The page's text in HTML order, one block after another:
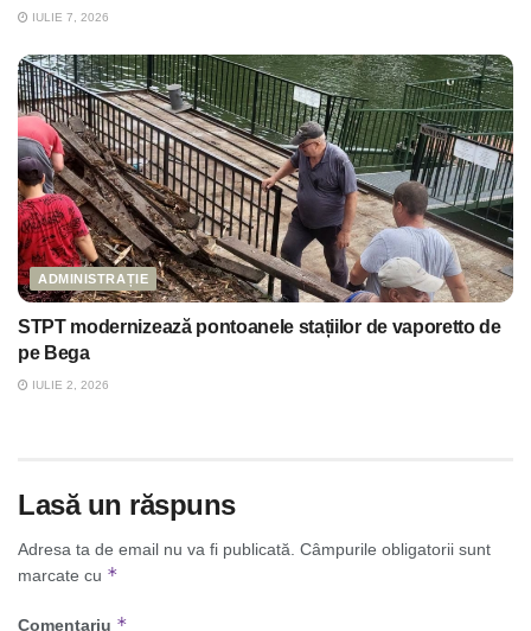
IULIE 7, 2026
ADMINISTRAȚIE
STPT modernizează pontoanele stațiilor de vaporetto de
pe Bega
IULIE 2, 2026
Lasă un răspuns
Adresa ta de email nu va fi publicată. Câmpurile obligatorii sunt
marcate cu *
Comentariu *